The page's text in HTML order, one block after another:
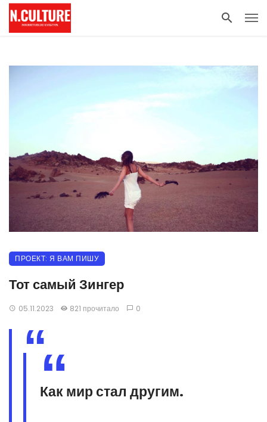
ПРОЕКТ: Я ВАМ ПИШУ
Тот самый Зингер
05.11.2023 821 прочитало 0
Как мир стал другим.